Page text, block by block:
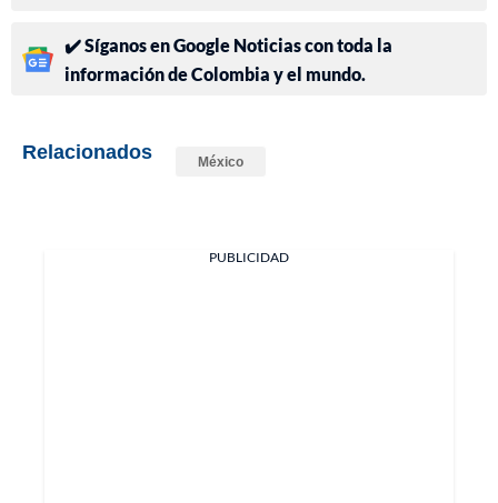
✔️ Síganos en Google Noticias con toda la
información de Colombia y el mundo.
Relacionados México
PUBLICIDAD